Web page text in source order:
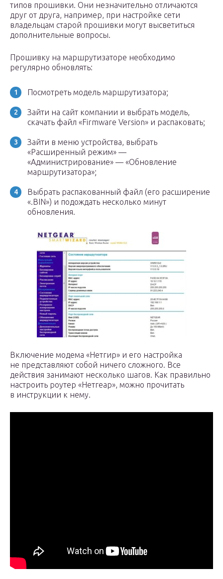
типов прошивки. Они незначительно отличаются
друг от друга, например, при настройке сети
владельцам старой прошивки могут высветиться
дополнительные вопросы.
Прошивку на маршрутизаторе необходимо
регулярно обновлять:
Посмотреть модель маршрутизатора;
Зайти на сайт компании и выбрать модель,
скачать файл «Firmware Version» и распаковать;
Зайти в меню устройства, выбрать
«Расширенный режим» —
«Администрирование» — «Обновление
маршрутизатора»;
Выбрать распакованный файл (его расширение
«.BIN») и подождать несколько минут
обновления.
Включение модема «Нетгир» и его настройка
не представляют собой ничего сложного. Все
действия занимают несколько шагов. Как правильно
настроить роутер «Нетгеар», можно прочитать
в инструкции к нему.